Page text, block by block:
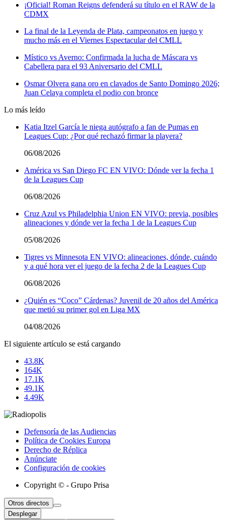
¡Oficial! Roman Reigns defenderá su título en el RAW de la
CDMX
La final de la Leyenda de Plata, campeonatos en juego y
mucho más en el Viernes Espectacular del CMLL
Místico vs Averno: Confirmada la lucha de Máscara vs
Cabellera para el 93 Aniversario del CMLL
Osmar Olvera gana oro en clavados de Santo Domingo 2026;
Juan Celaya completa el podio con bronce
Lo más leído
Katia Itzel García le niega autógrafo a fan de Pumas en
Leagues Cup: ¿Por qué rechazó firmar la playera?
06/08/2026
América vs San Diego FC EN VIVO: Dónde ver la fecha 1
de la Leagues Cup
06/08/2026
Cruz Azul vs Philadelphia Union EN VIVO: previa, posibles
alineaciones y dónde ver la fecha 1 de la Leagues Cup
05/08/2026
Tigres vs Minnesota EN VIVO: alineaciones, dónde, cuándo
y a qué hora ver el juego de la fecha 2 de la Leagues Cup
06/08/2026
¿Quién es “Coco” Cárdenas? Juvenil de 20 años del América
que metió su primer gol en Liga MX
04/08/2026
El siguiente artículo se está cargando
43.8K
164K
17.1K
49.1K
4.49K
Defensoría de las Audiencias
Política de Cookies Europa
Derecho de Réplica
Anúnciate
Configuración de cookies
Copyright © - Grupo Prisa
Otros directos
Desplegar